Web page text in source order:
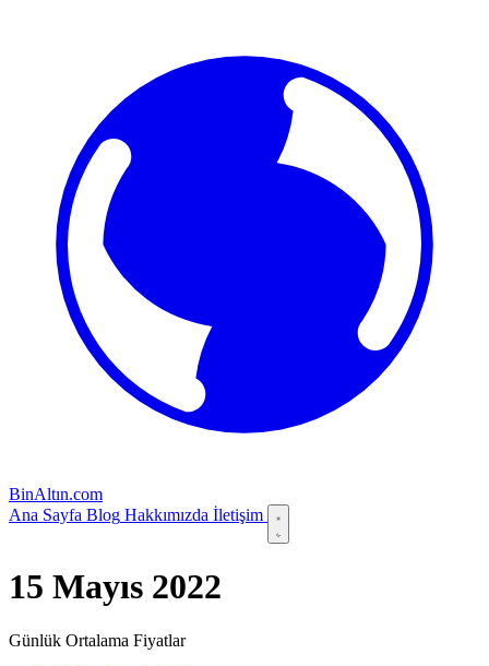
BinAltın.com
Ana Sayfa Blog Hakkımızda İletişim
15 Mayıs 2022
Günlük Ortalama Fiyatlar